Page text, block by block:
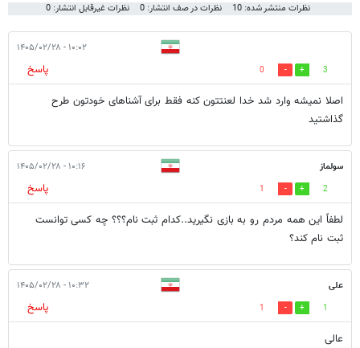
نظرات منتشر شده: 10 نظرات در صف انتشار: 0 نظرات غیرقابل انتشار: 0
۱۰:۰۲ - ۱۴۰۵/۰۲/۲۸
3
0
پاسخ
اصلا نمیشه وارد شد خدا لعنتتون کنه فقط برای آشناهای خودتون طرح
گذاشتید
سولماز ۱۰:۱۶ - ۱۴۰۵/۰۲/۲۸
2
1
پاسخ
لطفاً این همه مردم رو به بازی نگیرید..کدام ثبت نام؟؟؟ چه کسی توانست
ثبت نام کند؟
علی ۱۰:۳۲ - ۱۴۰۵/۰۲/۲۸
1
1
پاسخ
عالی